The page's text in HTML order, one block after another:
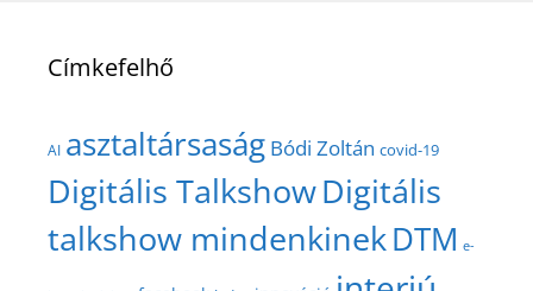
Címkefelhő
AI asztaltársaság Bódi Zoltán covid-19
Digitális TalkshowDigitális
talkshow mindenkinekDTM e-